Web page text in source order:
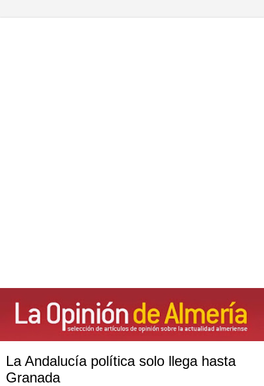
La Andalucía política solo llega hasta
Granada